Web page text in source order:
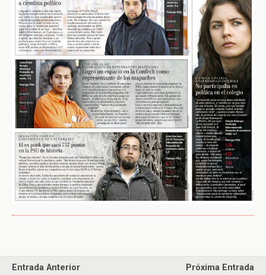
Entrada Anterior Próxima Entrada